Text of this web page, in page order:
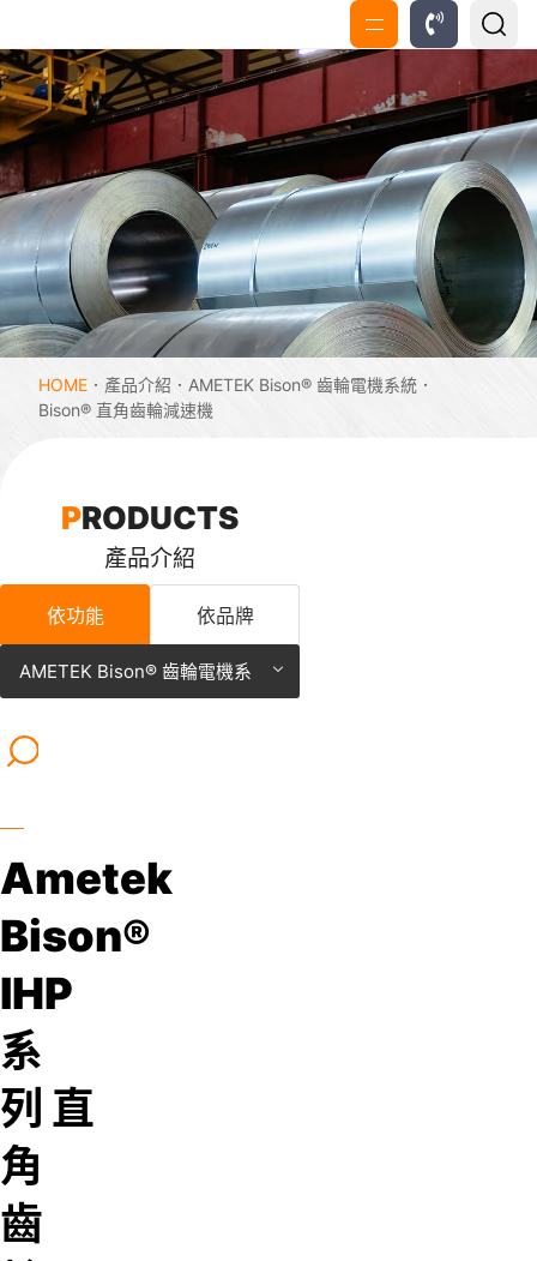
HOME 產品介紹
AMETEK Bison® 齒輪電機系統
Bison® 直角齒輪減速機
PRODUCTS
產品介紹
依功能 依品牌
AMETEK Bison® 齒輪電機系
Ametek
Bison®
IHP
系
列 直
角
齒